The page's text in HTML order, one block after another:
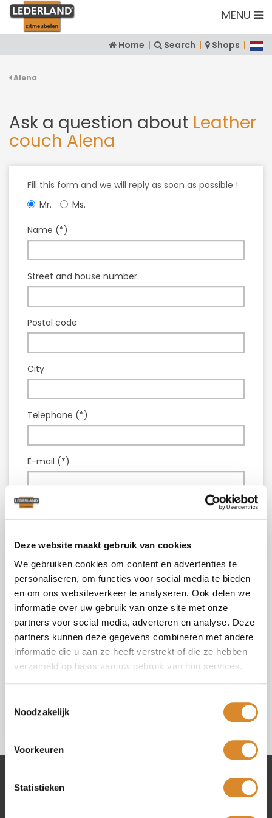
Deze website maakt gebruik van cookies
We gebruiken cookies om content en advertenties te
personaliseren, om functies voor social media te bieden
en om ons websiteverkeer te analyseren. Ook delen we
informatie over uw gebruik van onze site met onze
partners voor social media, adverteren en analyse. Deze
partners kunnen deze gegevens combineren met andere
informatie die u aan ze heeft verstrekt of die ze hebben
verzameld op basis van uw gebruik van hun services.
Noodzakelijk
Voorkeuren
Statistieken
MENU
Home | Search | Shops |
Alena
Ask a question about Leather
couch Alena
Fill this form and we will reply as soon as possible !
Mr.
Ms.
Name (*)
Street and house number
Postal code
City
Telephone (*)
E-mail (*)
Model :
Select your shop (*)
Lederland shops